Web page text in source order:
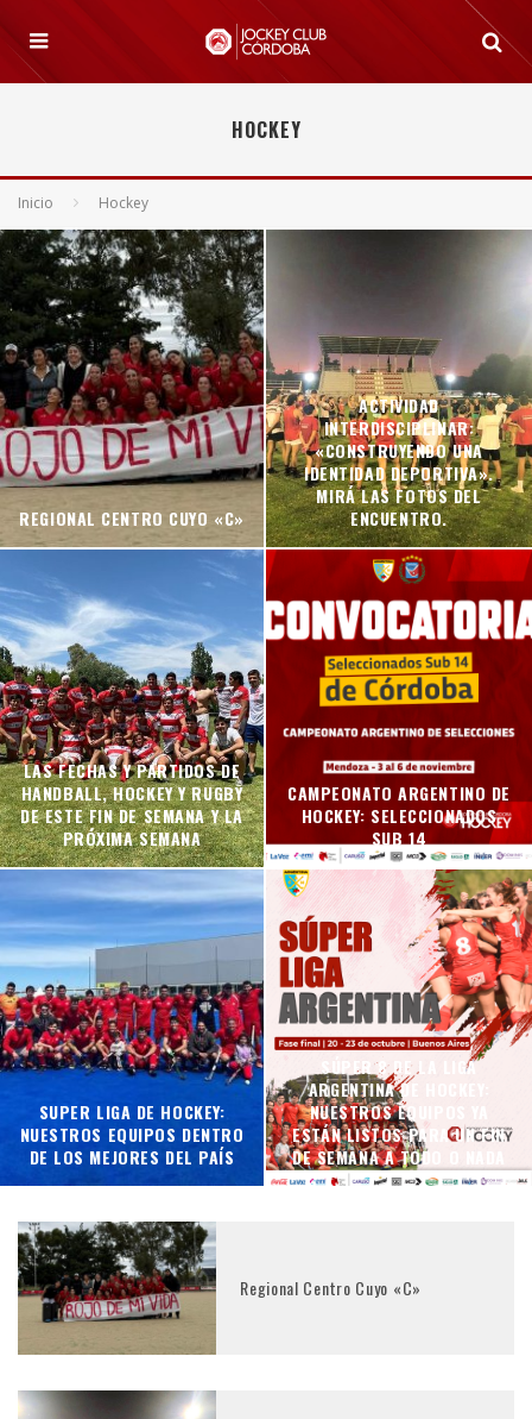
HOCKEY
Inicio Hockey
REGIONAL CENTRO CUYO «C»
ACTIVIDAD
INTERDISCIPLINAR:
«CONSTRUYENDO UNA
IDENTIDAD DEPORTIVA».
MIRÁ LAS FOTOS DEL
ENCUENTRO.
LAS FECHAS Y PARTIDOS DE
HANDBALL, HOCKEY Y RUGBY
DE ESTE FIN DE SEMANA Y LA
PRÓXIMA SEMANA
CAMPEONATO ARGENTINO DE
HOCKEY: SELECCIONADOS
SUB 14
SUPER LIGA DE HOCKEY:
NUESTROS EQUIPOS DENTRO
DE LOS MEJORES DEL PAÍS
SÚPER 8 DE LA LIGA
ARGENTINA DE HOCKEY:
NUESTROS EQUIPOS YA
ESTÁN LISTOS PARA UN FIN
DE SEMANA A TODO O NADA
Regional Centro Cuyo «C»